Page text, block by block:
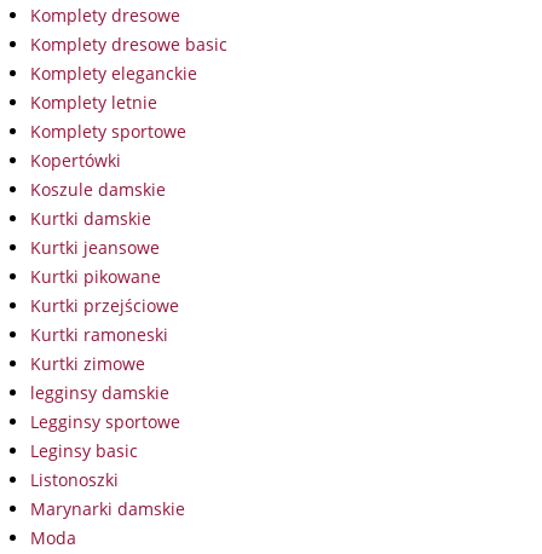
Komplety dresowe
Komplety dresowe basic
Komplety eleganckie
Komplety letnie
Komplety sportowe
Kopertówki
Koszule damskie
Kurtki damskie
Kurtki jeansowe
Kurtki pikowane
Kurtki przejściowe
Kurtki ramoneski
Kurtki zimowe
legginsy damskie
Legginsy sportowe
Leginsy basic
Listonoszki
Marynarki damskie
Moda